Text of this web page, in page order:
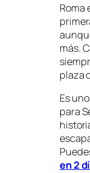
Roma
más.
plaza
Es
para
en 2